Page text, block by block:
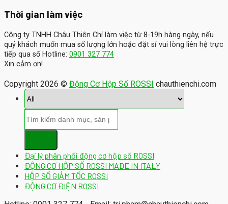
Thời gian làm việc
Công ty TNHH Châu Thiên Chí làm việc từ 8-19h hàng ngày, nếu
quý khách muốn mua số lượng lớn hoặc đặt sỉ vui lòng liên hệ trực
tiếp qua số Hotline: 0901 327 774
Xin cảm ơn!
Copyright 2026 © Động Cơ Hộp Số ROSSI chauthienchi.com
Đại lý phân phối động cơ hộp số ROSSI
ĐỘNG CƠ HỘP SỐ ROSSI MADE IN ITALY
HỘP SỐ GIẢM TỐC ROSSI
ĐỘNG CƠ ĐIỆN ROSSI